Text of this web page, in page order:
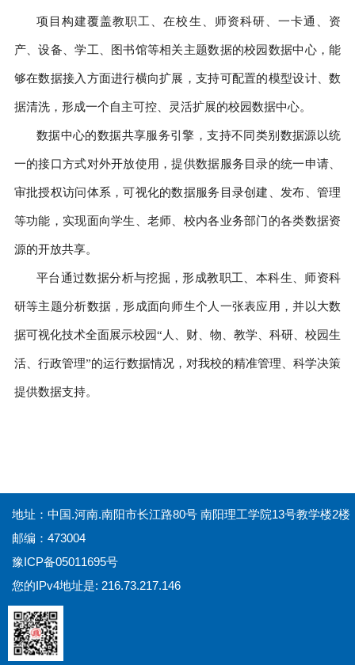
项目构建覆盖教职工、在校生、师资科研、一卡通、资
产、设备、学工、图书馆等相关主题数据的校园数据中心，能
够在数据接入方面进行横向扩展，支持可配置的模型设计、数
据清洗，形成一个自主可控、灵活扩展的校园数据中心。
数据中心的数据共享服务引擎，支持不同类别数据源以统
一的接口方式对外开放使用，提供数据服务目录的统一申请、
审批授权访问体系，可视化的数据服务目录创建、发布、管理
等功能，实现面向学生、老师、校内各业务部门的各类数据资
源的开放共享。
平台通过数据分析与挖掘，形成教职工、本科生、师资科
研等主题分析数据，形成面向师生个人一张表应用，并以大数
据可视化技术全面展示校园“人、财、物、教学、科研、校园生
活、行政管理”的运行数据情况，对我校的精准管理、科学决策
提供数据支持。
地址：中国.河南.南阳市长江路80号 南阳理工学院13号教学楼2楼
邮编：473004
豫ICP备05011695号
您的IPv4地址是: 216.73.217.146